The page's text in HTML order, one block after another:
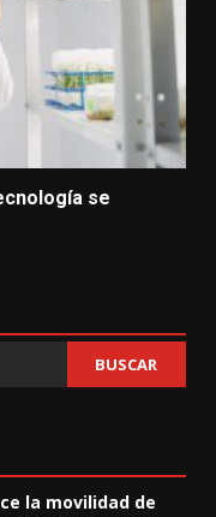
se
BUSCAR
la movilidad de